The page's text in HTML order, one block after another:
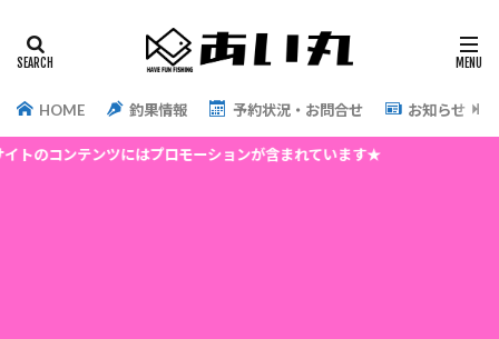
HOME 釣果情報 予約状況・お問合せ お知らせ
プロモーションが含まれています★